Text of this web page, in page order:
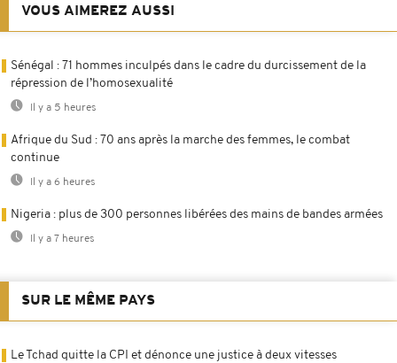
VOUS AIMEREZ AUSSI
Sénégal : 71 hommes inculpés dans le cadre du durcissement de la
répression de l’homosexualité
Il y a 5 heures
Afrique du Sud : 70 ans après la marche des femmes, le combat
continue
Il y a 6 heures
Nigeria : plus de 300 personnes libérées des mains de bandes armées
Il y a 7 heures
SUR LE MÊME PAYS
Le Tchad quitte la CPI et dénonce une justice à deux vitesses